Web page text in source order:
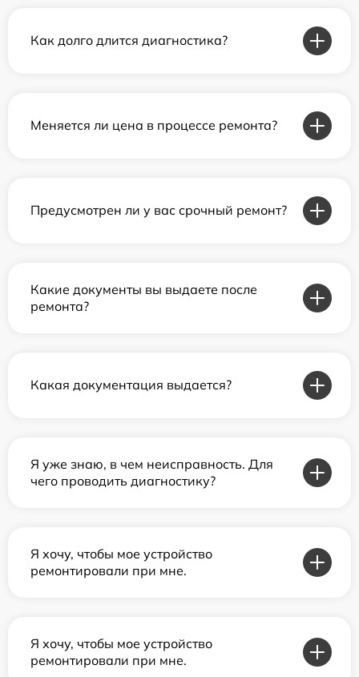
Как долго длится диагностика?
Меняется ли цена в процессе ремонта?
Предусмотрен ли у вас срочный ремонт?
Какие документы вы выдаете после
ремонта?
Какая документация выдается?
Я уже знаю, в чем неисправность. Для
чего проводить диагностику?
Я хочу, чтобы мое устройство
ремонтировали при мне.
Я хочу, чтобы мое устройство
ремонтировали при мне.